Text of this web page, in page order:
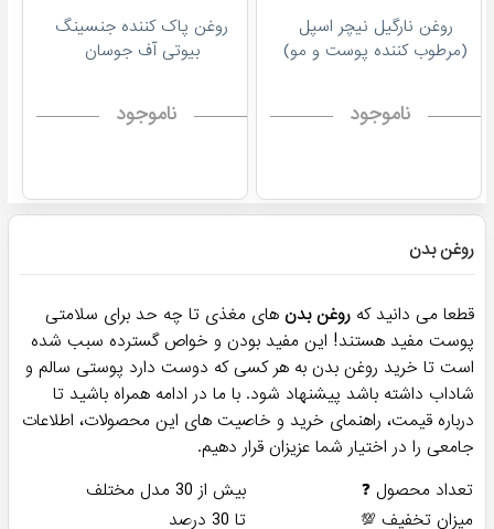
روغن نارگیل نیچر اسپل
(مرطوب کننده پوست و مو)
ناموجود
روغن پاک کننده جنسینگ
بیوتی آف جوسان
ناموجود
روغن تی تری نیچر اسپل
(مناسب مو و بدن) - پوست
چرب و مختلط
روغن خشک سوپر اکسیر دکتر
سی تونا فارماسی مدل
Absolute